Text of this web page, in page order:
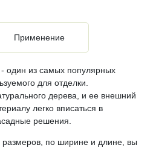
Применение
- один из самых популярных
для отделки.
дерева, и ее внешний
легко вписаться в
решения.
размеров, по ширине и длине, вы